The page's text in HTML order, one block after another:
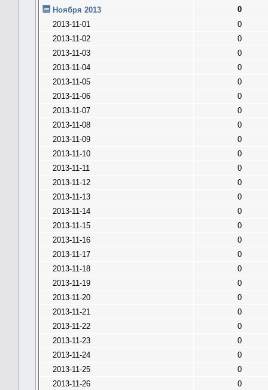
Ноября 2013
0
2013-11-01
0
2013-11-02
0
2013-11-03
0
2013-11-04
0
2013-11-05
0
2013-11-06
0
2013-11-07
0
2013-11-08
0
2013-11-09
0
2013-11-10
0
2013-11-11
0
2013-11-12
0
2013-11-13
0
2013-11-14
0
2013-11-15
0
2013-11-16
0
2013-11-17
0
2013-11-18
0
2013-11-19
0
2013-11-20
0
2013-11-21
0
2013-11-22
0
2013-11-23
0
2013-11-24
0
2013-11-25
0
2013-11-26
0